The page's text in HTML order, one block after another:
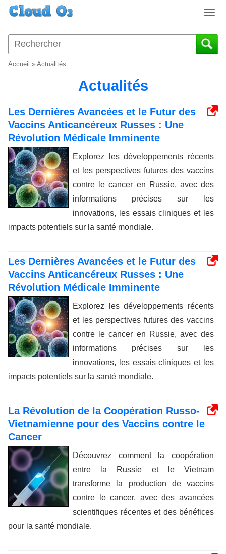
T
g
g
i
i
o
Accueil » Actualités
Actualités
Les Dernières Avancées et le Futur des
Vaccins Anticancéreux Russes : Une
Révolution Médicale Imminente
Explorez les développements récents
et les perspectives futures des vaccins
contre le cancer en Russie, avec des
informations précises sur les
innovations, les essais cliniques et les
impacts potentiels sur la santé mondiale.
Les Dernières Avancées et le Futur des
Vaccins Anticancéreux Russes : Une
Révolution Médicale Imminente
Explorez les développements récents
et les perspectives futures des vaccins
contre le cancer en Russie, avec des
informations précises sur les
innovations, les essais cliniques et les
impacts potentiels sur la santé mondiale.
La Révolution de la Coopération Russo-
Vietnamienne pour des Vaccins contre le
Cancer
Découvrez comment la coopération
entre la Russie et le Vietnam
transforme la production de vaccins
contre le cancer, avec des avancées
scientifiques récentes et des bénéfices
pour la santé mondiale.